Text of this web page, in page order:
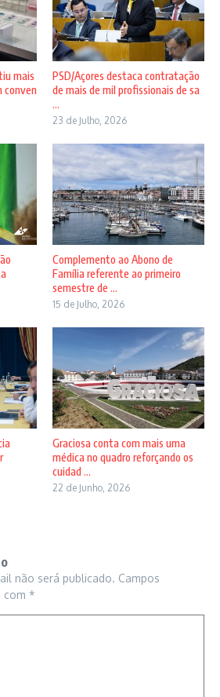
mais
conven
PSD/Açores destaca contratação
de mais de mil profissionais de sa
...
23 de Julho, 2026
Complemento ao Abono de
Família referente ao primeiro
semestre de ...
15 de Julho, 2026
Graciosa conta com mais uma
médica no quadro reforçando os
cuidad ...
22 de Junho, 2026
não será publicado. Campos
com *